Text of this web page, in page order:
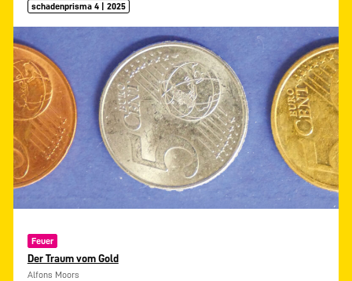
schadenprisma 4 | 2025
Feuer
Der Traum vom Gold
Alfons Moors